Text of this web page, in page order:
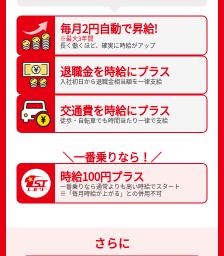
毎月2円自動で昇給!
※最大3年間
長く働くほど、 確実に時給がアップ
退職金を時給にプラス
入社初日から退職金相当額を一律支給
交通費を時給にプラス
徒歩・自転車でも時間当たり一律で支給
＼一番乗りなら！／
時給100円プラス
一番乗りなら通常よりも高い時給でスタート
※「毎月時給が上がる」との併用不可
さらに